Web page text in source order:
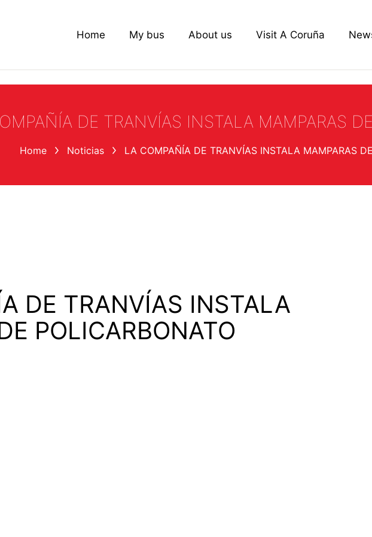
Home My bus About us Visit A Coruña
DE TRANVÍAS INSTALA MAMPARAS
Home Noticias LA COMPAÑÍA DE TRANVÍAS INSTALA MAMPARAS
DE TRANVÍAS INSTALA
POLICARBONATO